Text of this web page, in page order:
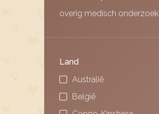
overig medisch onderzoek
Land
Australië
België